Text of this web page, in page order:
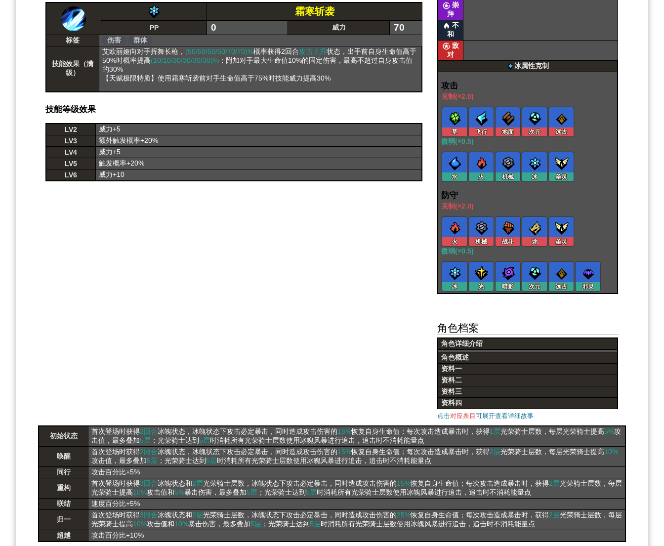
霜寒斩袭
PP 0 威力 70
标签 伤害 群体
技能效果（满
级）
艾欧丽娅向对手挥舞长枪， (50/50/50/50/70/70)%概率获得2回合攻击上升状态，出手前自身生命值高于
50%时概率提高(10/10/30/30/30/30)%；附加对手最大生命值10%的固定伤害，最高不超过自身攻击值
的30%
【天赋极限特质】使用霜寒斩袭前对手生命值高于75%时技能威力提高30%
技能等级效果
LV2
威力+5
LV3
额外触发概率+20%
LV4
威力+5
LV5
触发概率+20%
LV6
威力+10
崇
拜
不
和
敌
对
冰属性克制
攻击
克制(×2.0)
草 飞行 地面 次元 远古
微弱(×0.5)
水 火 机械 冰 圣灵
防守
克制(×2.0)
火 机械 战斗 龙 圣灵
微弱(×0.5)
冰 光 暗影 次元 远古 邪灵
角色档案
角色详细介绍
角色概述
资料一
资料二
资料三
资料四
点击对应条目可展开查看详细故事
初始状态
首次登场时获得2回合冰魄状态，冰魄状态下攻击必定暴击，同时造成攻击伤害的15%恢复自身生命值；每次攻击造成暴击时，获得1层光荣骑士层数，每层光荣骑士提高5%攻
击值，最多叠加5层；光荣骑士达到5层时消耗所有光荣骑士层数使用冰魄风暴进行追击，追击时不消耗能量点
唤醒
首次登场时获得2回合冰魄状态，冰魄状态下攻击必定暴击，同时造成攻击伤害的15%恢复自身生命值；每次攻击造成暴击时，获得2层光荣骑士层数，每层光荣骑士提高10%
攻击值，最多叠加5层；光荣骑士达到5层时消耗所有光荣骑士层数使用冰魄风暴进行追击，追击时不消耗能量点
同行
攻击百分比+5%
重构
首次登场时获得3回合冰魄状态和2层光荣骑士层数，冰魄状态下攻击必定暴击，同时造成攻击伤害的15%恢复自身生命值；每次攻击造成暴击时，获得2层光荣骑士层数，每层
光荣骑士提高10%攻击值和5%暴击伤害，最多叠加5层；光荣骑士达到5层时消耗所有光荣骑士层数使用冰魄风暴进行追击，追击时不消耗能量点
联结
速度百分比+5%
归一
首次登场时获得3回合冰魄状态和2层光荣骑士层数，冰魄状态下攻击必定暴击，同时造成攻击伤害的25%恢复自身生命值；每次攻击造成暴击时，获得2层光荣骑士层数，每层
光荣骑士提高10%攻击值和10%暴击伤害，最多叠加5层；光荣骑士达到5层时消耗所有光荣骑士层数使用冰魄风暴进行追击，追击时不消耗能量点
超越
攻击百分比+10%